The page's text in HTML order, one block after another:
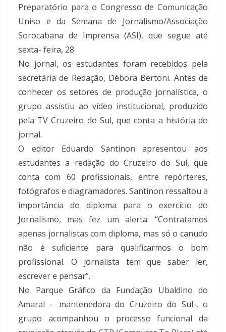
Preparatório para o Congresso de Comunicação
Uniso e da Semana de Jornalismo/Associação
Sorocabana de Imprensa (ASI), que segue até
sexta- feira, 28.
No jornal, os estudantes foram recebidos pela
secretária de Redação, Débora Bertoni. Antes de
conhecer os setores de produção jornalística, o
grupo assistiu ao vídeo institucional, produzido
pela TV Cruzeiro do Sul, que conta a história do
jornal.
O editor Eduardo Santinon apresentou aos
estudantes a redação do Cruzeiro do Sul, que
conta com 60 profissionais, entre repórteres,
fotógrafos e diagramadores. Santinon ressaltou a
importância do diploma para o exercício do
Jornalismo, mas fez um alerta: “Contratamos
apenas jornalistas com diploma, mas só o canudo
não é suficiente para qualificarmos o bom
profissional. O jornalista tem que saber ler,
escrever e pensar”.
No Parque Gráfico da Fundação Ubaldino do
Amaral – mantenedora do Cruzeiro do Sul-, o
grupo acompanhou o processo funcional da